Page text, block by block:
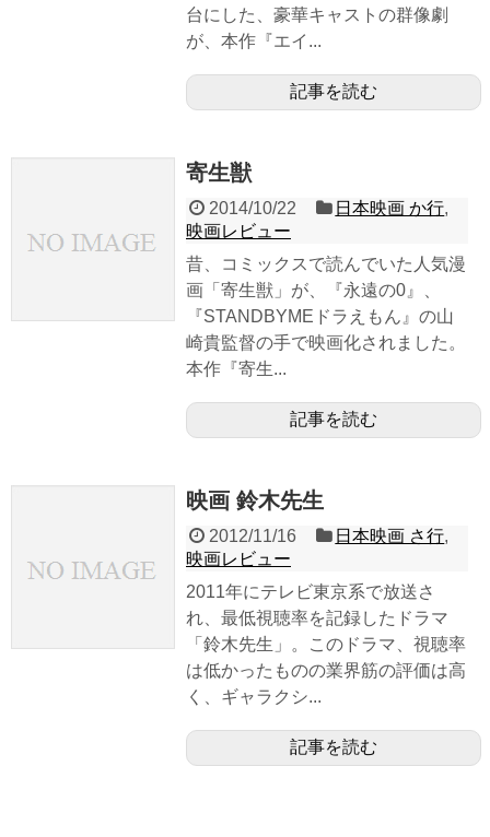
台にした、豪華キャストの群像劇
が、本作『エイ...
記事を読む
寄生獣
2014/10/22 日本映画 か行,
映画レビュー
昔、コミックスで読んでいた人気漫
画「寄生獣」が、『永遠の0』、
『STANDBYMEドラえもん』の山
崎貴監督の手で映画化されました。
本作『寄生...
記事を読む
映画 鈴木先生
2012/11/16 日本映画 さ行,
映画レビュー
2011年にテレビ東京系で放送さ
れ、最低視聴率を記録したドラマ
「鈴木先生」。このドラマ、視聴率
は低かったものの業界筋の評価は高
く、ギャラクシ...
記事を読む